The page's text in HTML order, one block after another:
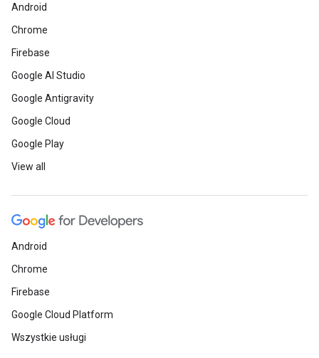
Android
Chrome
Firebase
Google AI Studio
Google Antigravity
Google Cloud
Google Play
View all
Android
Chrome
Firebase
Google Cloud Platform
Wszystkie usługi